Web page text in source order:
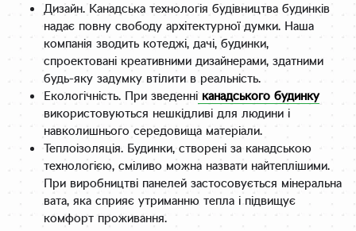
Дизайн. Канадська технологія будівництва будинків
надає повну свободу архітектурної думки. Наша
компанія зводить котеджі, дачі, будинки,
спроектовані креативними дизайнерами, здатними
будь-яку задумку втілити в реальність.
Екологічність. При зведенні канадського будинку
використовуються нешкідливі для людини і
навколишнього середовища матеріали.
Теплоізоляція. Будинки, створені за канадською
технологією, сміливо можна назвати найтеплішими.
При виробництві панелей застосовується мінеральна
вата, яка сприяє утриманню тепла і підвищує
комфорт проживання.